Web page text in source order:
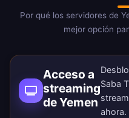
Por qué los servidores de
mejor opción
Acceso a
streaming
de Yemen
Saba
ahora.